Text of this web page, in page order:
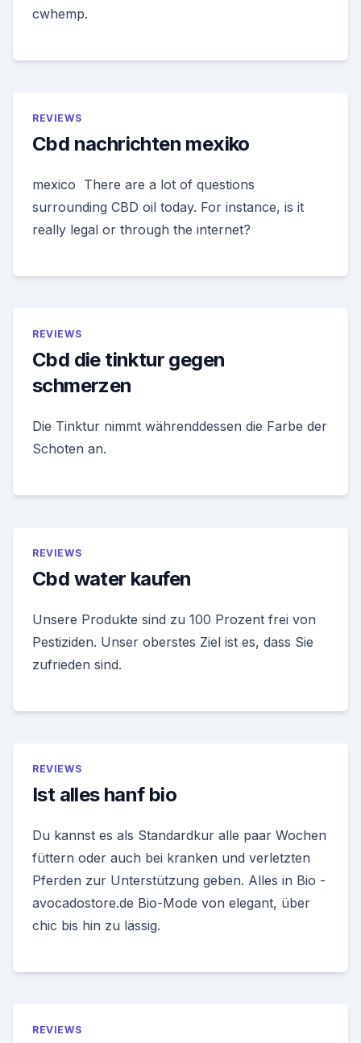
cwhemp.
REVIEWS
Cbd nachrichten mexiko
mexico There are a lot of questions
surrounding CBD oil today. For instance, is it
really legal or through the internet?
REVIEWS
Cbd die tinktur gegen
schmerzen
Die Tinktur nimmt währenddessen die Farbe der
Schoten an.
REVIEWS
Cbd water kaufen
Unsere Produkte sind zu 100 Prozent frei von
Pestiziden. Unser oberstes Ziel ist es, dass Sie
zufrieden sind.
REVIEWS
Ist alles hanf bio
Du kannst es als Standardkur alle paar Wochen
füttern oder auch bei kranken und verletzten
Pferden zur Unterstützung geben. Alles in Bio -
avocadostore.de Bio-Mode von elegant, über
chic bis hin zu lässig.
REVIEWS